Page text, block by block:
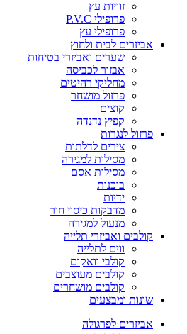
זוויות עץ
פרופילי P.V.C
פרופילי עץ
אביזרים לבית ולחוץ
שערים ואביזרי בטיחות
אבזור לכביסה
מחליקי רהיטים
פרזול מושחר
קוצים
קפיץ נדנדה
פרזול לנגרות
צירים לדלתות
מסילות למגירה
מסילות אסם
בוכנות
ידיות
מדבקות כיסוי חור
מנעול למגירה
קולבים ואביזרי תלייה
ווים לתלייה
קולבי וואקום
קולבים מעוצבים
קולבים מושחרים
שונות ומבצעים
אביזרים לפרגולה